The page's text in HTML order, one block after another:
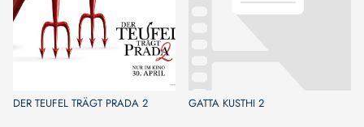
DER TEUFEL TRÄGT PRADA 2 GATTA KUSTHI 2